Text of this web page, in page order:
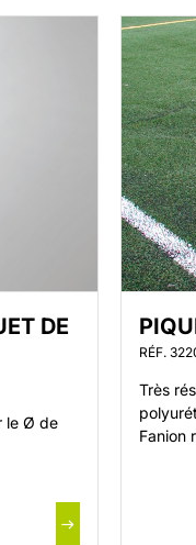
DE
le Ø de
RÉF.
Très
Fanion